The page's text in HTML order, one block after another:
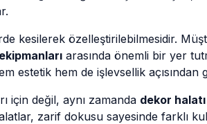
kesilerek özelleştirilebilmesidir.
arasında önemli bir yer
estetik hem de işlevsellik
için değil, aynı zamanda dekor halatı
zarif dokusu sayesinde farklı